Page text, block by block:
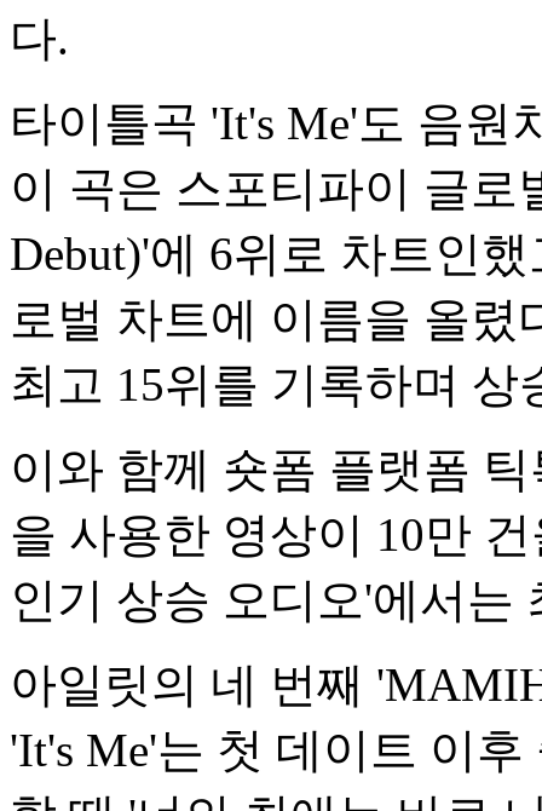
다.
타이틀곡 'It's Me'도 음원
이 곡은 스포티파이 글로
Debut)'에 6위로 차트인
로벌 차트에 이름을 올렸
최고 15위를 기록하며
이와 함께 숏폼 플랫폼
을 사용한 영상이 10만
인기 상승 오디오'에서는
아일릿의 네 번째
'It's Me'는 첫 데이트 이